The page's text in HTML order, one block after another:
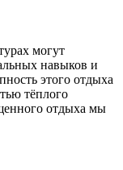
могут
навыков и
этого отдыха
тёплого
отдыха мы